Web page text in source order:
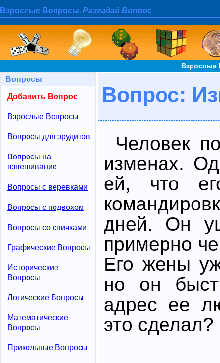
Взрослые Вопросы. Разгадай Вопрос
Взрослые
Вопросы
Добавить Вопрос
Взрослые Вопросы
Вопросы для эрудитов
Вопросы на
взвешивание
Вопросы с веревками
Вопросы с подвохом
Вопросы со спичками
Графические Вопросы
Исторические
Вопросы
Логические Вопросы
Математические
Вопросы
Прикольные Вопросы
Вопрос:
Человек
изменах.
ей, что
дней. Он
примерно
Его жены
но он
адрес ее
это сделал?